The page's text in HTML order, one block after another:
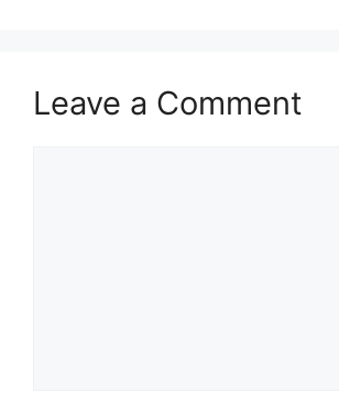
Leave a Comment